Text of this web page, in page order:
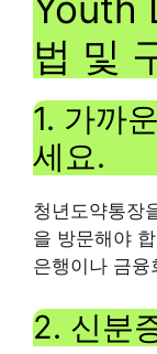
법 및
1. 가까
세요.
청년도약통장
을 방문해야
은행이나 금융
2. 신분